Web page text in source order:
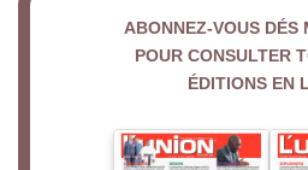
ABONNEZ-VOUS DÉS
POUR CONSULTER
ÉDITIONS EN